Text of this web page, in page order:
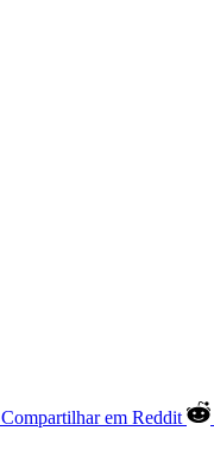
Compartilhar em Reddit